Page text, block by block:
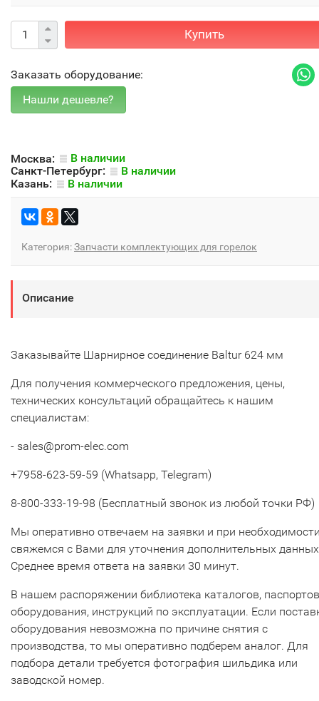
Купить
Заказать оборудование:
Москва:
В наличии
Санкт-Петербург:
В наличии
Казань:
В наличии
Категория:Запчасти комплектующих для горелок
Описание
Заказывайте Шарнирное соединение Baltur 624 мм
Для получения коммерческого предложения, цены,
технических консультаций обращайтесь к нашим
специалистам:
- sales@prom-elec.com
+7958-623-59-59 (Whatsapp, Telegram)
8-800-333-19-98 (Бесплатный звонок из любой точки РФ)
Мы оперативно отвечаем на заявки и при
свяжемся с Вами для уточнения дополнительных
Среднее время ответа на заявки 30 минут.
В нашем распоряжении библиотека каталогов, паспортов
оборудования, инструкций по эксплуатации. Если
оборудования невозможна по причине снятия с
производства, то мы оперативно подберем аналог. Для
подбора детали требуется фотография шильдика или
заводской номер.